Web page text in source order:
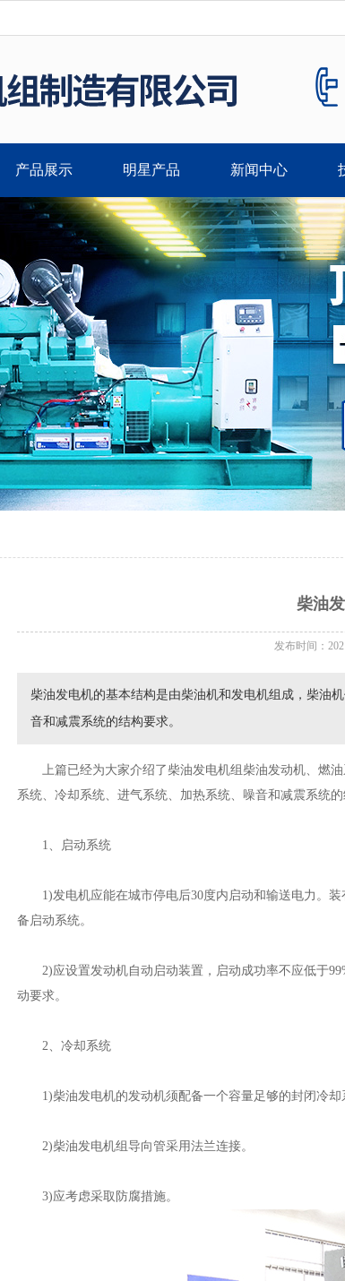
产品展示 明星产品 新闻中心
柴油
发布时间：
柴油发电机的基本结构是由柴油机和发电机组成，柴油
音和减震系统的结构要求。
上篇已经为大家介绍了柴油发电机组柴油发动机、燃油
系统、冷却系统、进气系统、加热系统、噪音和减震系统的
1、启动系统
1)发电机应能在城市停电后30度内启动和输送电力。装
备启动系统。
2)应设置发动机自动启动装置，启动成功率不应低于
动要求。
2、冷却系统
1)柴油发电机的发动机须配备一个容量足够的封闭冷却
2)柴油发电机组导向管采用法兰连接。
3)应考虑采取防腐措施。